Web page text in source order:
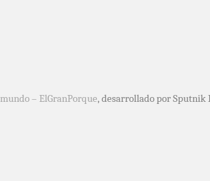
– ElGranPorque, desarrollado por Sputnik